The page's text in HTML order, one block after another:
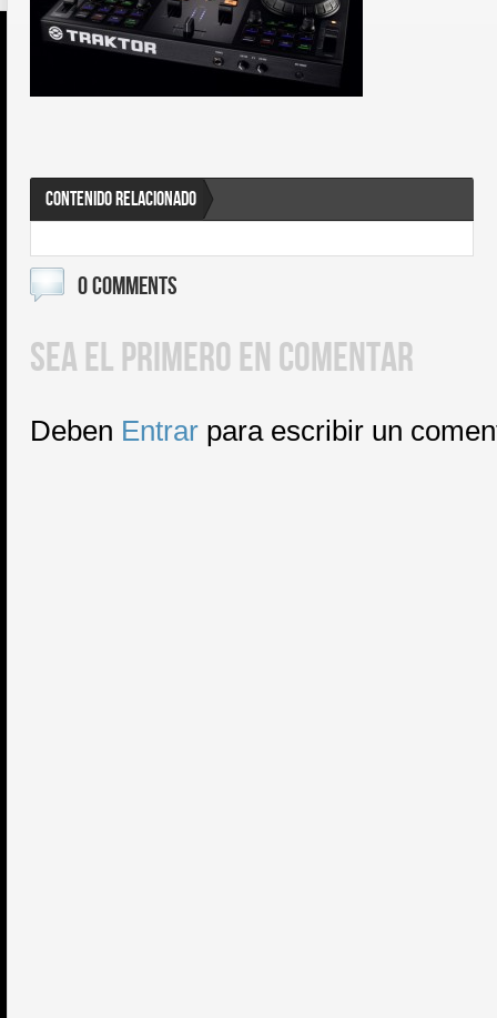
CONTENIDO RELACIONADO
0 COMMENTS
SEA EL PRIMERO EN COMENTAR
Deben Entrar para escribir un